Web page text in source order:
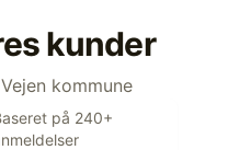
kunder
kommune
på 240+